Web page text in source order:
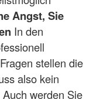
Angst, Sie
In den
stellen die
also kein
werden Sie